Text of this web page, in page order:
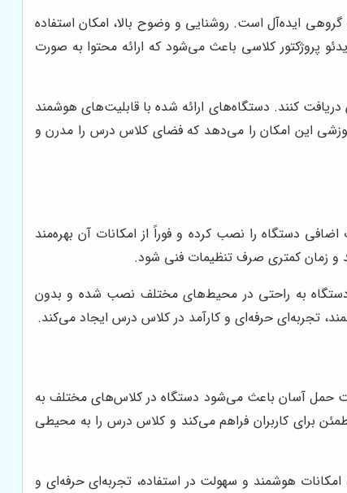
ایده‌آل است. روشنایی و وضوح بالا، امکان استفاده
پروژکتور کلاسی باعث می‌شود که ارائه محتوا به صورت
کنند. دستگاه‌های ارائه شده با قابلیت‌های هوشمند
این امکان را می‌دهد که فضای کلاس درس را مدرن و
دستگاه را نصب کرده و فوراً از امکانات آن بهره‌مند
و زمان کمتری صرف تنظیمات فنی شود.
دستگاه به راحتی در محیط‌های مختلف نصب شده و بدون
تجربه‌ای حرفه‌ای و کارآمد در کلاس درس ایجاد می‌کند.
حمل آسان باعث می‌شود دستگاه در کلاس‌های مختلف به
برای کاربران فراهم می‌کند و کلاس درس را به محیطی
امکانات هوشمند و سهولت در استفاده، تجربه‌ای حرفه‌ای و